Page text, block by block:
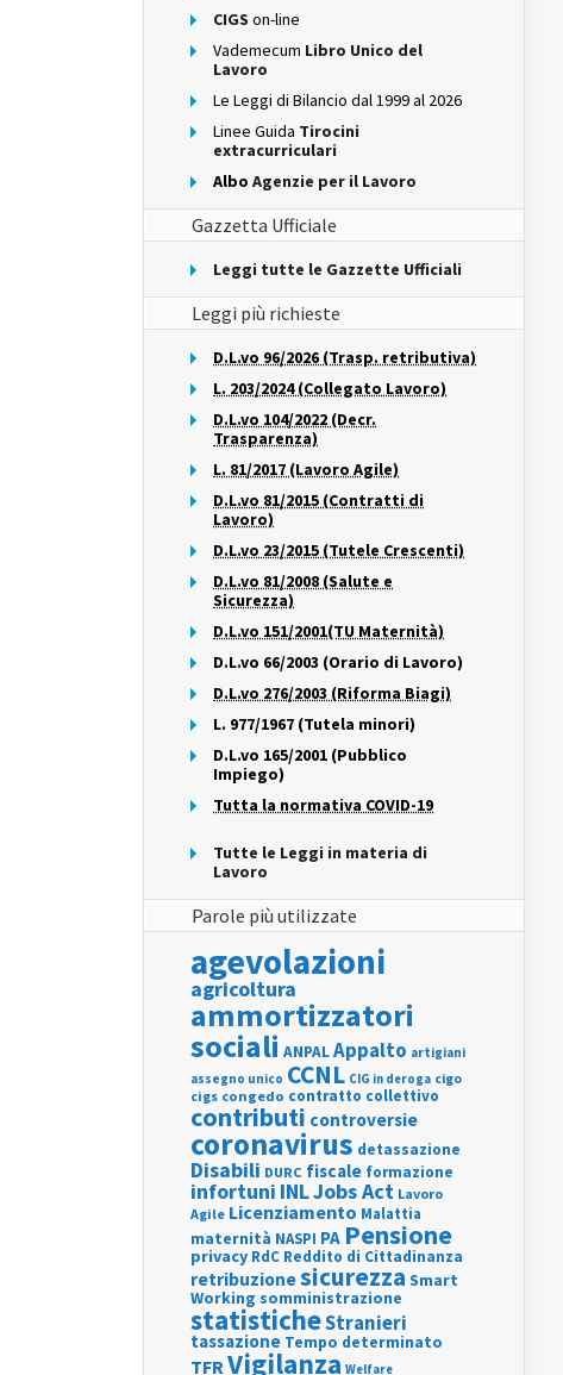
CIGS on-line
Vademecum Libro Unico del
Lavoro
Le Leggi di Bilancio dal 1999 al 2026
Linee Guida Tirocini
extracurriculari
Albo Agenzie per il Lavoro
Gazzetta Ufficiale
Leggi tutte le Gazzette Ufficiali
Leggi più richieste
D.L.vo 96/2026 (Trasp. retributiva)
L. 203/2024 (Collegato Lavoro)
D.L.vo 104/2022 (Decr.
Trasparenza)
L. 81/2017 (Lavoro Agile)
D.L.vo 81/2015 (Contratti di
Lavoro)
D.L.vo 23/2015 (Tutele Crescenti)
D.L.vo 81/2008 (Salute e
Sicurezza)
D.L.vo 151/2001(TU Maternità)
D.L.vo 66/2003 (Orario di Lavoro)
D.L.vo 276/2003 (Riforma Biagi)
L. 977/1967 (Tutela minori)
D.L.vo 165/2001 (Pubblico
Impiego)
Tutta la normativa COVID-19
Tutte le Leggi in materia di
Lavoro
Parole più utilizzate
agevolazioni
agricoltura
ammortizzatori
sociali ANPALAppalto artigiani
assegno unico CCNL CIG in deroga cigo
cigs congedo contratto collettivo
contributi controversie
coronavirus detassazione
Disabili DURC fiscale formazione
infortuni INLJobs Act Lavoro
Agile Licenziamento Malattia
maternità NASPI PA Pensione
privacy RdC Reddito di Cittadinanza
retribuzionesicurezza Smart
Working somministrazione
statisticheStranieri
tassazione Tempo determinato
TFRVigilanza Welfare